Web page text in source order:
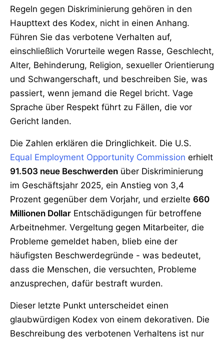
Regeln gegen Diskriminierung gehören in den
Haupttext des Kodex, nicht in einen Anhang.
Führen Sie das verbotene Verhalten auf,
einschließlich Vorurteile wegen Rasse, Geschlecht,
Alter, Behinderung, Religion, sexueller Orientierung
und Schwangerschaft, und beschreiben Sie, was
passiert, wenn jemand die Regel bricht. Vage
Sprache über Respekt führt zu Fällen, die vor
Gericht landen.
Die Zahlen erklären die Dringlichkeit. Die U.S.
Equal Employment Opportunity Commission erhielt
91.503 neue Beschwerden über Diskriminierung
im Geschäftsjahr 2025, ein Anstieg von 3,4
Prozent gegenüber dem Vorjahr, und erzielte 660
Millionen Dollar Entschädigungen für betroffene
Arbeitnehmer. Vergeltung gegen Mitarbeiter, die
Probleme gemeldet haben, blieb eine der
häufigsten Beschwerdegründe - was bedeutet,
dass die Menschen, die versuchten, Probleme
anzusprechen, dafür bestraft wurden.
Dieser letzte Punkt unterscheidet einen
glaubwürdigen Kodex von einem dekorativen. Die
Beschreibung des verbotenen Verhaltens ist nur